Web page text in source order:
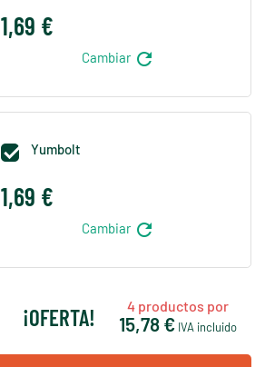
1,69 €
Cambiar refresh
 Yumbolt
1,69 €
Cambiar refresh
¡OFERTA! 4 productos por
15,78 € IVA incluido